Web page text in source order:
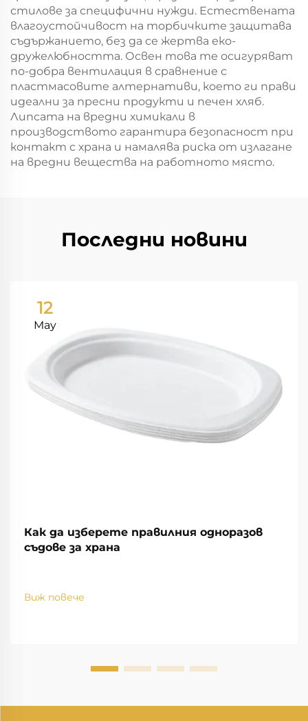
стилове за специфични нужди. Естествената
влагоустойчивост на торбичките защитава
съдържанието, без да се жертва еко-
дружелюбността. Освен това те осигуряват
по-добра вентилация в сравнение с
пластмасовите алтернативи, което ги прави
идеални за пресни продукти и печен хляб.
Липсата на вредни химикали в
производството гарантира безопасност при
контакт с храна и намалява риска от излагане
на вредни вещества на работното място.
Последни новини
12
May
Как да изберете правилния одноразов
съдове за храна
Виж повече